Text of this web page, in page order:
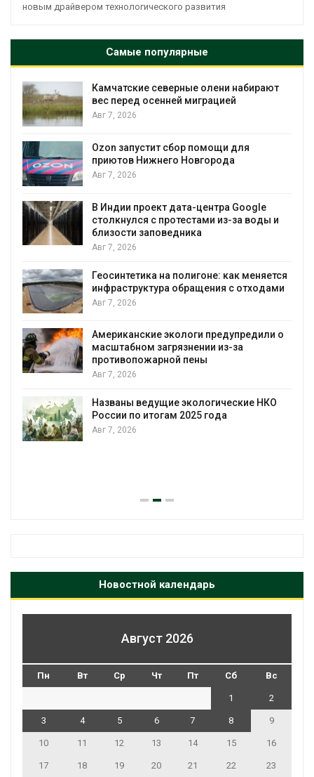
новым драйвером технологического развития
Самые популярные
Камчатские северные олени набирают
вес перед осенней миграцией
Авг 7, 2026
Ozon запустит сбор помощи для
приютов Нижнего Новгорода
Авг 7, 2026
В Индии проект дата-центра Google
столкнулся с протестами из-за воды и
близости заповедника
Авг 7, 2026
Геосинтетика на полигоне: как меняется
инфраструктура обращения с отходами
Авг 7, 2026
Американские экологи предупредили о
масштабном загрязнении из-за
противопожарной пены
Авг 7, 2026
Названы ведущие экологические НКО
России по итогам 2025 года
Авг 7, 2026
Новостной календарь
Август 2026
Пн Вт Ср Чт Пт Сб Вс
1 2
3 4 5 6 7 8 9
10 11 12 13 14 15 16
17 18 19 20 21 22 23